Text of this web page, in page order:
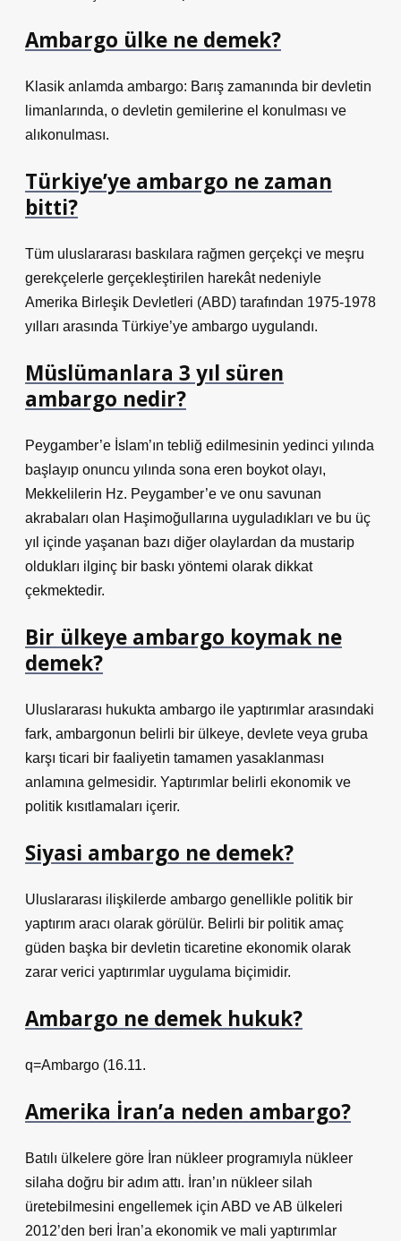
Ambargo ülke ne demek?
Klasik anlamda ambargo: Barış zamanında bir devletin
limanlarında, o devletin gemilerine el konulması ve
alıkonulması.
Türkiye’ye ambargo ne zaman
bitti?
Tüm uluslararası baskılara rağmen gerçekçi ve meşru
gerekçelerle gerçekleştirilen harekât nedeniyle
Amerika Birleşik Devletleri (ABD) tarafından 1975-1978
yılları arasında Türkiye’ye ambargo uygulandı.
Müslümanlara 3 yıl süren
ambargo nedir?
Peygamber’e İslam’ın tebliğ edilmesinin yedinci yılında
başlayıp onuncu yılında sona eren boykot olayı,
Mekkelilerin Hz. Peygamber’e ve onu savunan
akrabaları olan Haşimoğullarına uyguladıkları ve bu üç
yıl içinde yaşanan bazı diğer olaylardan da mustarip
oldukları ilginç bir baskı yöntemi olarak dikkat
çekmektedir.
Bir ülkeye ambargo koymak ne
demek?
Uluslararası hukukta ambargo ile yaptırımlar arasındaki
fark, ambargonun belirli bir ülkeye, devlete veya gruba
karşı ticari bir faaliyetin tamamen yasaklanması
anlamına gelmesidir. Yaptırımlar belirli ekonomik ve
politik kısıtlamaları içerir.
Siyasi ambargo ne demek?
Uluslararası ilişkilerde ambargo genellikle politik bir
yaptırım aracı olarak görülür. Belirli bir politik amaç
güden başka bir devletin ticaretine ekonomik olarak
zarar verici yaptırımlar uygulama biçimidir.
Ambargo ne demek hukuk?
q=Ambargo (16.11.
Amerika İran’a neden ambargo?
Batılı ülkelere göre İran nükleer programıyla nükleer
silaha doğru bir adım attı. İran’ın nükleer silah
üretebilmesini engellemek için ABD ve AB ülkeleri
2012’den beri İran’a ekonomik ve mali yaptırımlar